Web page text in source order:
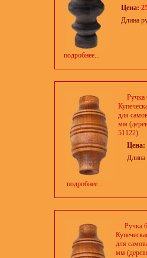
подробнее...
Цена:
Длина
подробнее...
Ручка
для
мм
51122)
Цена:
Длина
Ручка
для
мм